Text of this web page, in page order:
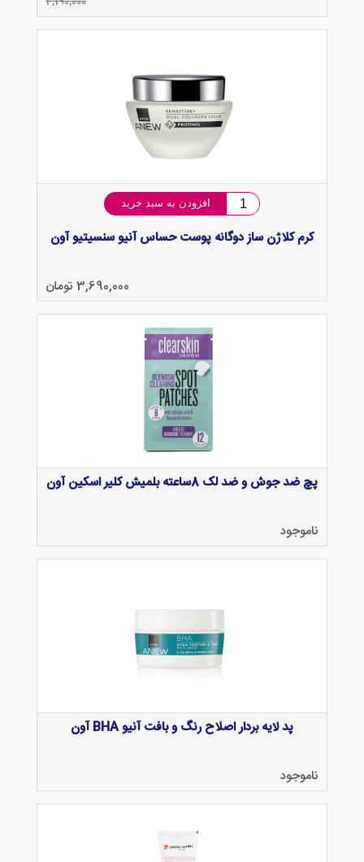
افزودن به سبد خرید
کرم کلاژن ساز دوگانه پوست حساس آنیو سنسیتیو آون
3,690,000 تومان
پچ ضد جوش و ضد لک 8ساعته بلمیش کلیر اسکین آون
ناموجود
پد لایه بردار اصلاح رنگ و بافت آنیو BHA آون
ناموجود